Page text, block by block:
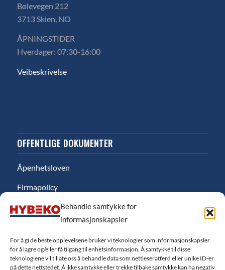
Behandle samtykke for
informasjonskapsler
For å gi de beste opplevelsene bruker vi teknologier som informasjonskapsler
for å lagre og/eller få tilgang til enhetsinformasjon. Å samtykke til disse
teknologiene vil tillate oss å behandle data som nettleseratferd eller unike ID-er
på dette nettstedet. Å ikke samtykke eller trekke tilbake samtykke kan ha negativ
Bølevegen 212
3713 Skien, NO
ÅPNINGSTIDER
Hverdager: 07:30-16:00
Veibeskrivelse
OFFENTLIGE DOKUMENTER
Åpenhetsloven
Firmapolicy
Miljø
Likestillingsredgjørelse
Personvernerklæring
Salgsbetingelser